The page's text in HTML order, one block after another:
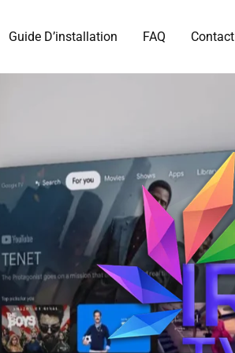
Guide D’installation FAQ Contact